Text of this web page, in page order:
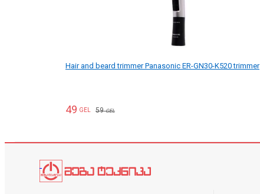
Hair and beard trimmer Panasonic ER-GN30-K520 trimmer
49 GEL 59GEL